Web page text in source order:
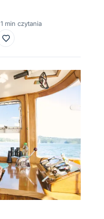
1 min czytania
Do ulubionych